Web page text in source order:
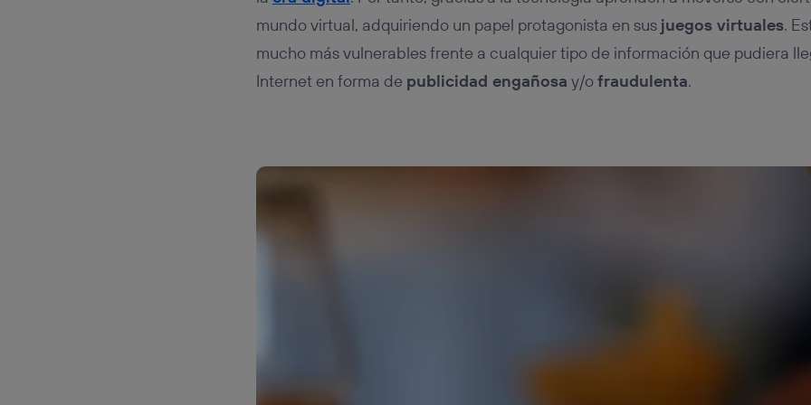
mundo virtual, adquiriendo un papel protagonista en sus juegos virtuales.
mucho más vulnerables frente a cualquier tipo de información que pudiera
Internet en forma de publicidad engañosa y/ofraudulenta.